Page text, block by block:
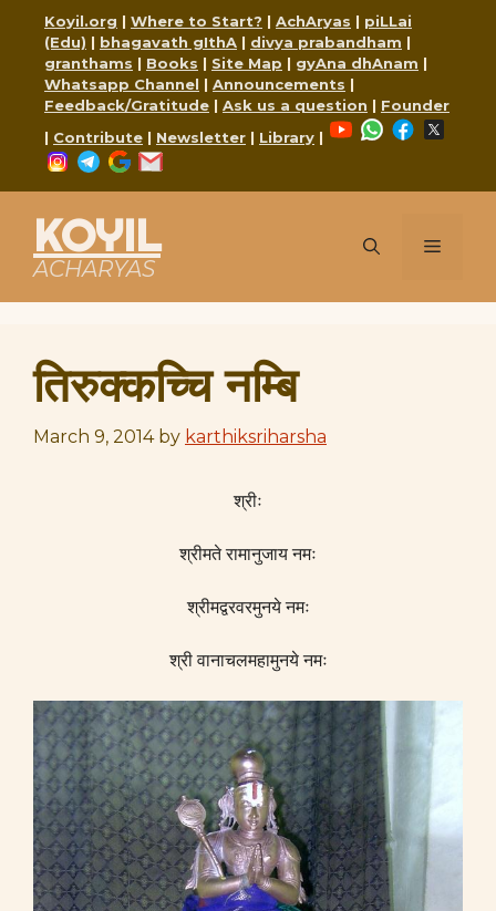
content
Koyil.org | Where to Start? | AchAryas | piLLai
(Edu) | bhagavath gIthA | divya prabandham |
granthams | Books | Site Map | gyAna dhAnam |
Whatsapp Channel | Announcements |
Feedback/Gratitude | Ask us a question | Founder
| Contribute | Newsletter | Library |
YouTubeWhatsApp
Facebook
Instagram
Telegram
Google
KOYIL
ACHARYAS
Menu
तिरुक्कच्चि नम्बि
March 9, 2014 by karthiksriharsha
श्रीः
श्रीमते रामानुजाय नमः
श्रीमद्वरवरमुनये नमः
श्री वानाचलमहामुनये नमः